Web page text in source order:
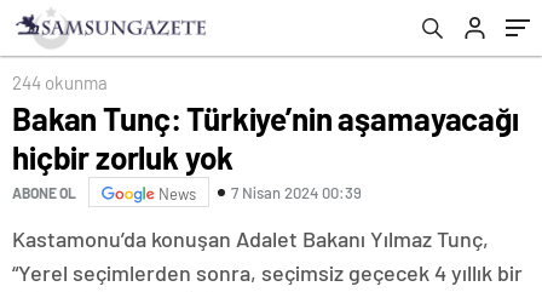
244 okunma
Bakan Tunç: Türkiye’nin aşamayacağı
hiçbir zorluk yok
ABONE OL News 7 Nisan 2024 00:39
Kastamonu’da konuşan Adalet Bakanı Yılmaz Tunç,
“Yerel seçimlerden sonra, seçimsiz geçecek 4 yıllık bir